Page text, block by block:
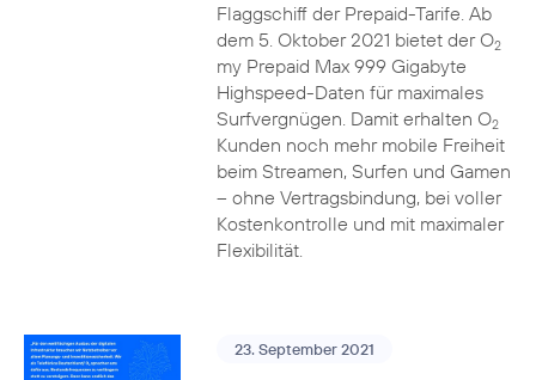
Flaggschiff der Prepaid-Tarife. Ab
dem 5. Oktober 2021 bietet der O2
my Prepaid Max 999 Gigabyte
Highspeed-Daten für maximales
Surfvergnügen. Damit erhalten O2
Kunden noch mehr mobile Freiheit
beim Streamen, Surfen und Gamen
– ohne Vertragsbindung, bei voller
Kostenkontrolle und mit maximaler
Flexibilität.
23. September 2021